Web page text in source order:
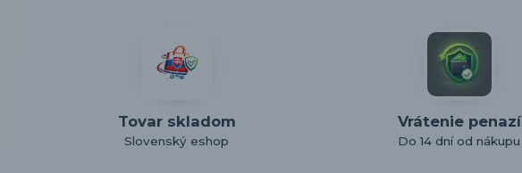
Tovar skladom
Slovenský eshop
Vrátenie penazí
Do 14 dní od nákupu